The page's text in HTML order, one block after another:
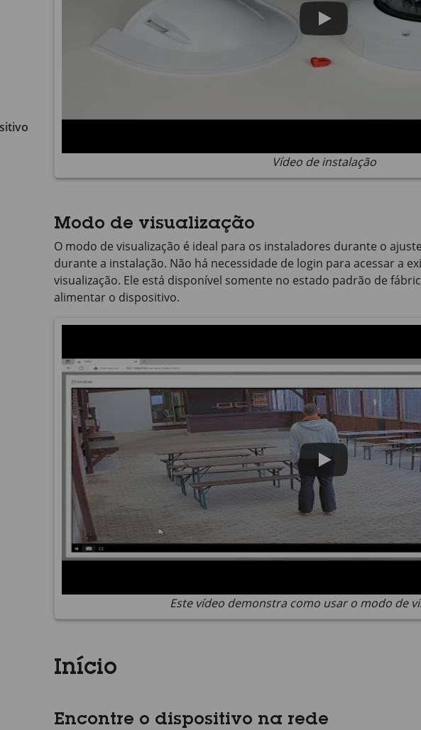
não foi violado
Vídeo de instalação
Modo de visualização
O modo de visualização é ideal para os instaladores durante o
durante a instalação. Não há necessidade de login para acessar a
visualização. Ele está disponível somente no estado padrão de
alimentar o dispositivo.
Este vídeo demonstra como usar o modo de
Início
Encontre o dispositivo na rede